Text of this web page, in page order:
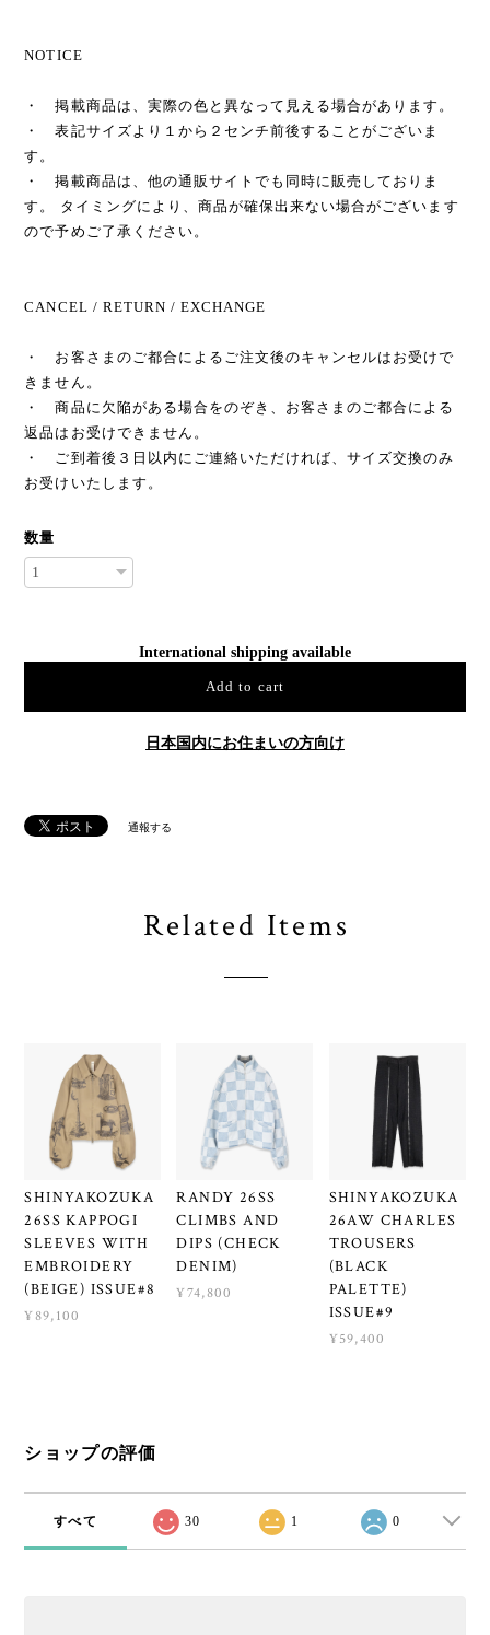
NOTICE
・ 掲載商品は、実際の色と異なって見える場合があります。
・ 表記サイズより１から２センチ前後することがございま
す。
・ 掲載商品は、他の通販サイトでも同時に販売しておりま
す。 タイミングにより、商品が確保出来ない場合がございます
ので予めご了承ください。
CANCEL / RETURN / EXCHANGE
・ お客さまのご都合によるご注文後のキャンセルはお受けで
きません。
・ 商品に欠陥がある場合をのぞき、お客さまのご都合による
返品はお受けできません。
・ ご到着後３日以内にご連絡いただければ、サイズ交換のみ
お受けいたします。
数量
International shipping available
Add to cart
日本国内にお住まいの方向け
通報する
Related Items
SHINYAKOZUKA
26SS KAPPOGI
SLEEVES WITH
EMBROIDERY
(BEIGE) ISSUE#8
¥89,100
RANDY 26SS
CLIMBS AND
DIPS (CHECK
DENIM)
¥74,800
SHINYAKOZUKA
26AW CHARLES
TROUSERS
(BLACK
PALETTE)
ISSUE#9
¥59,400
ショップの評価
すべて 30 1 0